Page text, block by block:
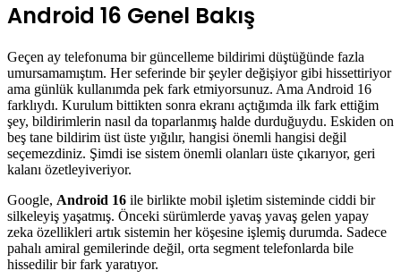
Android 16 Genel Bakış
Geçen ay telefonuma bir güncelleme bildirimi düştüğünde fazla
umursamamıştım. Her seferinde bir şeyler değişiyor gibi hissettiriyor
ama günlük kullanımda pek fark etmiyorsunuz. Ama Android 16
farklıydı. Kurulum bittikten sonra ekranı açtığımda ilk fark ettiğim
şey, bildirimlerin nasıl da toparlanmış halde durduğuydu. Eskiden on
beş tane bildirim üst üste yığılır, hangisi önemli hangisi değil
seçemezdiniz. Şimdi ise sistem önemli olanları üste çıkarıyor, geri
kalanı özetleyiveriyor.
Google, Android 16 ile birlikte mobil işletim sisteminde ciddi bir
silkeleyiş yaşatmış. Önceki sürümlerde yavaş yavaş gelen yapay
zeka özellikleri artık sistemin her köşesine işlemiş durumda. Sadece
pahalı amiral gemilerinde değil, orta segment telefonlarda bile
hissedilir bir fark yaratıyor.